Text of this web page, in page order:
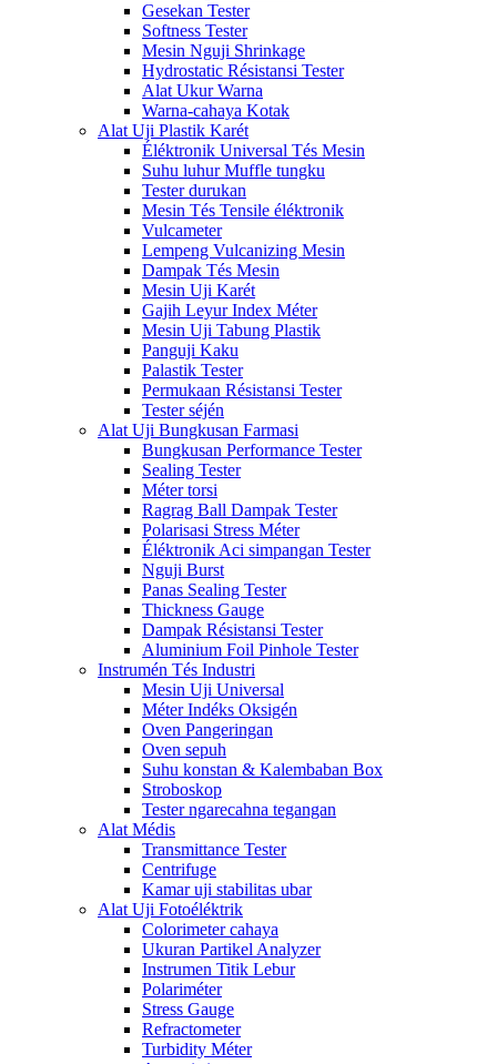
Gesekan Tester
Softness Tester
Mesin Nguji Shrinkage
Hydrostatic Résistansi Tester
Alat Ukur Warna
Warna-cahaya Kotak
Alat Uji Plastik Karét
Éléktronik Universal Tés Mesin
Suhu luhur Muffle tungku
Tester durukan
Mesin Tés Tensile éléktronik
Vulcameter
Lempeng Vulcanizing Mesin
Dampak Tés Mesin
Mesin Uji Karét
Gajih Leyur Index Méter
Mesin Uji Tabung Plastik
Panguji Kaku
Palastik Tester
Permukaan Résistansi Tester
Tester séjén
Alat Uji Bungkusan Farmasi
Bungkusan Performance Tester
Sealing Tester
Méter torsi
Ragrag Ball Dampak Tester
Polarisasi Stress Méter
Éléktronik Aci simpangan Tester
Nguji Burst
Panas Sealing Tester
Thickness Gauge
Dampak Résistansi Tester
Aluminium Foil Pinhole Tester
Instrumén Tés Industri
Mesin Uji Universal
Méter Indéks Oksigén
Oven Pangeringan
Oven sepuh
Suhu konstan & Kalembaban Box
Stroboskop
Tester ngarecahna tegangan
Alat Médis
Transmittance Tester
Centrifuge
Kamar uji stabilitas ubar
Alat Uji Fotoéléktrik
Colorimeter cahaya
Ukuran Partikel Analyzer
Instrumen Titik Lebur
Polariméter
Stress Gauge
Refractometer
Turbidity Méter